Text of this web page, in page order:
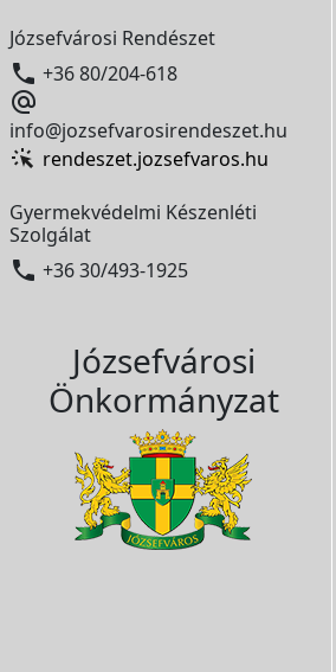
Józsefvárosi Rendészet
 +36 80/204-618

info@jozsefvarosirendeszet.hu
rendeszet.jozsefvaros.hu
Gyermekvédelmi Készenléti
Szolgálat
 +36 30/493-1925
Józsefvárosi
Önkormányzat